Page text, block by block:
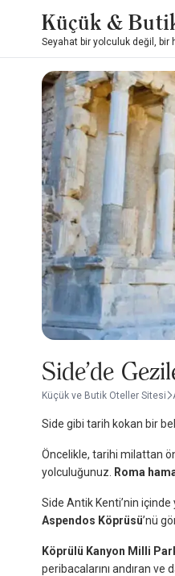
Küçük &
Seyahat bir yolculuk değil, bir
Side'de
Küçük ve Butik Oteller Sitesi
Side gibi tarih kokan bir
Öncelikle, tarihi milattan
yolculuğunuz.
Roma
Side Antik Kenti’nin içinde
Aspendos Köprüsü’nü
Köprülü Kanyon Milli
peribacalarını andıran ve